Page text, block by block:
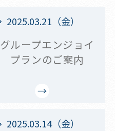
2025.03.21（金）
グループエンジョイ
プランのご案内
2025.03.14（金）